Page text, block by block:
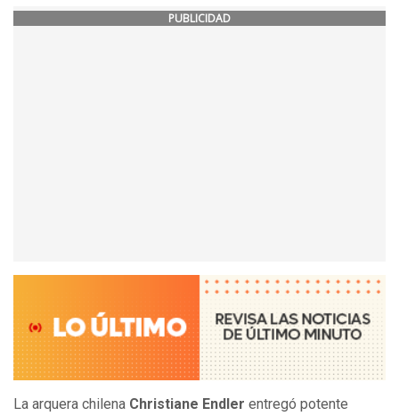
PUBLICIDAD
La arquera chilena Christiane Endler entregó potente